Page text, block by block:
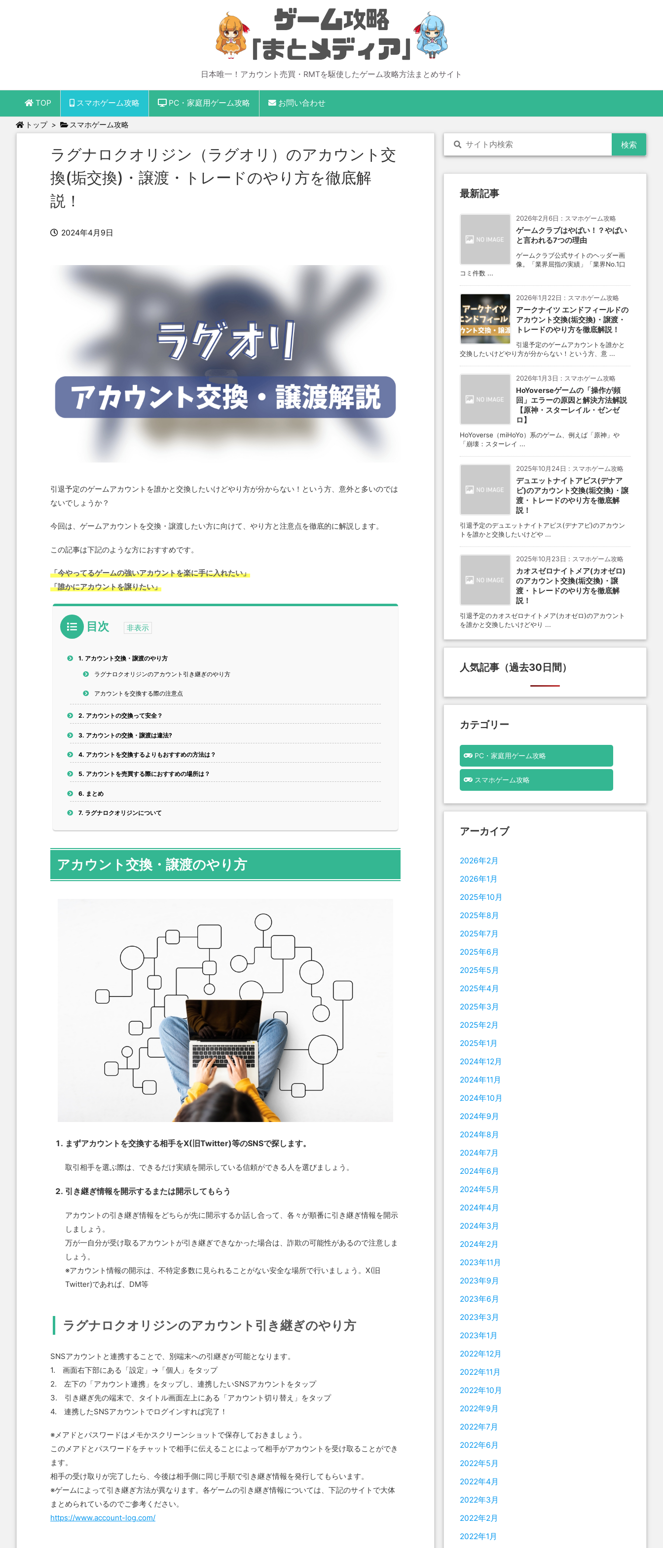
日本唯一！アカウント売買・RMTを駆使したゲーム攻略方法まとめサイト
TOP スマホゲーム攻略 PC・家庭用ゲーム攻略 お問い合わせ
トップ > スマホゲーム攻略
ラグナロクオリジン（ラグオリ）のアカウント交
換(垢交換)・譲渡・トレードのやり方を徹底解
説！
2024年4月9日
引退予定のゲームアカウントを誰かと交換したいけどやり方が分からない！という方、意外と多いのでは
ないでしょうか？
今回は、ゲームアカウントを交換・譲渡したい方に向けて、やり方と注意点を徹底的に解説します。
この記事は下記のような方におすすめです。
「今やってるゲームの強いアカウントを楽に手に入れたい」
「誰かにアカウントを譲りたい」
目次
1. アカウント交換・譲渡のやり方
ラグナロクオリジンのアカウント引き継ぎのやり方
アカウントを交換する際の注意点
2. アカウントの交換って安全？
3. アカウントの交換・譲渡は違法?
4. アカウントを交換するよりもおすすめの方法は？
5. アカウントを売買する際におすすめの場所は？
6. まとめ
7. ラグナロクオリジンについて
アカウント交換・譲渡のやり方
まずアカウントを交換する相手をX(旧Twitter)等のSNSで探します。
取引相手を選ぶ際は、できるだけ実績を開示している信頼ができる人を選びましょう。
引き継ぎ情報を開示するまたは開示してもらう
アカウントの引き継ぎ情報をどちらが先に開示するか話し合って、各々が順番に引き継ぎ情報を開示
しましょう。
万が一自分が受け取るアカウントが引き継ぎできなかった場合は、詐欺の可能性があるので注意しま
しょう。
※アカウント情報の開示は、不特定多数に見られることがない安全な場所で行いましょう。X(旧
Twitter)であれば、DM等
ラグナロクオリジンのアカウント引き継ぎのやり方
SNSアカウントと連携することで、別端末への引継ぎが可能となります。
1. 画面右下部にある「設定」→「個人」をタップ
2. 左下の「アカウント連携」をタップし、連携したいSNSアカウントをタップ
3. 引き継ぎ先の端末で、タイトル画面左上にある「アカウント切り替え」をタップ
4. 連携したSNSアカウントでログインすれば完了！
※メアドとパスワードはメモかスクリーンショットで保存しておきましょう。
このメアドとパスワードをチャットで相手に伝えることによって相手がアカウントを受け取ることができ
ます。
相手の受け取りが完了したら、今後は相手側に同じ手順で引き継ぎ情報を発行してもらいます。
※ゲームによって引き継ぎ方法が異なります。各ゲームの引き継ぎ情報については、下記のサイトで大体
まとめられているのでご参考ください。
https://www.account-log.com/
最新記事
2026年2月6日 : スマホゲーム攻略
ゲームクラブはやばい！？やばい
と言われる7つの理由
ゲームクラブ公式サイトのヘッダー画
像。「業界屈指の実績」「業界No.1口
コミ件数 ...
2026年1月22日 : スマホゲーム攻略
アークナイツ エンドフィールドの
アカウント交換(垢交換)・譲渡・
トレードのやり方を徹底解説！
引退予定のゲームアカウントを誰かと
交換したいけどやり方が分からない！という方、意 ...
2026年1月3日 : スマホゲーム攻略
HoYoverseゲームの「操作が頻
回」エラーの原因と解決方法解説
【原神・スターレイル・ゼンゼ
ロ】
HoYoverse（miHoYo）系のゲーム、例えば「原神」や
「崩壊：スターレイ ...
2025年10月24日 : スマホゲーム攻略
デュエットナイトアビス(デナア
ビ)のアカウント交換(垢交換)・譲
渡・トレードのやり方を徹底解
説！
引退予定のデュエットナイトアビス(デナアビ)のアカウン
トを誰かと交換したいけどや ...
2025年10月23日 : スマホゲーム攻略
カオスゼロナイトメア(カオゼロ)
のアカウント交換(垢交換)・譲
渡・トレードのやり方を徹底解
説！
引退予定のカオスゼロナイトメア(カオゼロ)のアカウント
を誰かと交換したいけどやり ...
人気記事（過去30日間）
カテゴリー
PC・家庭用ゲーム攻略
スマホゲーム攻略
アーカイブ
2026年2月
2026年1月
2025年10月
2025年8月
2025年7月
2025年6月
2025年5月
2025年4月
2025年3月
2025年2月
2025年1月
2024年12月
2024年11月
2024年10月
2024年9月
2024年8月
2024年7月
2024年6月
2024年5月
2024年4月
2024年3月
2024年2月
2023年11月
2023年9月
2023年6月
2023年3月
2023年1月
2022年12月
2022年11月
2022年10月
2022年9月
2022年7月
2022年6月
2022年5月
2022年4月
2022年3月
2022年2月
2022年1月